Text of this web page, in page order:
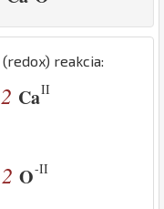
(redox) reakcia:
2 CaII
2 O-II